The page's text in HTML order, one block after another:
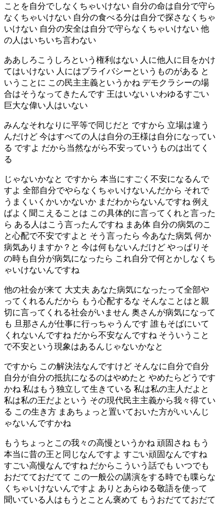
ことを自分でしなくちゃいけない 自分の命は自分で守ら
なくちゃいけない 自分の食べる分は自分で探さなくちゃ
いけない 自分の安全は自分で守らなくちゃいけない 他
の人はいちいち言わない
ああしろこうしろという権利はない 人に他人に目をかけ
てはいけない 人にはプライバシーというものがある と
いうことに この民主主義というかね デモクラシーの場
合はそうなってきたんです 王はいない いわゆるすごい
巨大な偉い人はいない
みんなそれなりに平等で同じだと ですから 立場は違う
んだけど 今はすべての人は自分の王様は自分になってい
る ですよ だから当然ながら不安っていうものは出てく
る
じゃないかなと ですから 本当にすごく不安になるんで
すよ 全部自分でやらなくちゃいけないんだから それで
うまくいくかいかないか まだわからないんですね 例え
ばよく聞こえることは この具体的に言ってくれと言った
ら ある人はこう言ったんですね まあ体 自分の病気のこ
と心配で不安ですよと そう言ったら 今あなた病気 何か
病気ありますか？と 今は何もないんだけど やっぱりそ
の時も自分が病気になったら これ自分で何とかしなくち
ゃいけないんですね
他の社会が来て 大丈夫 あなた病気になったって全部や
ってくれるんだから もう心配するな そんなことはと親
切に言ってくれる社会がいません 奥さんが病気になって
も 旦那さんが仕事に行っちゃうんです 誰もそばにいて
くれないんですね だから不安なんですね そういうこと
で不安という現象はあるんじゃないかなと
ですから この解決法なんですけど そんなに自分で自分
自分が自分の抵抗になるのはやめたと やめたらどうです
かね 私はもう独立して生きている 私は私の主人だよと
私は私の王だよという その現代民主主義から我々得てい
る この生き方 まあちょっと置いておいた方がいいんじ
ゃないんですかね
もうちょっとこの我々の高慢というかね 頑固さね もう
本当に昔の王と同じなんですよ すごい頑固なんですね
すごい高慢なんですね だからこういう話でも いつでも
おだてておだてて この一般公の講演をする時でも喋らな
くちゃいけないんですよ ありとあらゆる敬語を使って
聞いている人はもうとことん褒めて もうおだてておだて